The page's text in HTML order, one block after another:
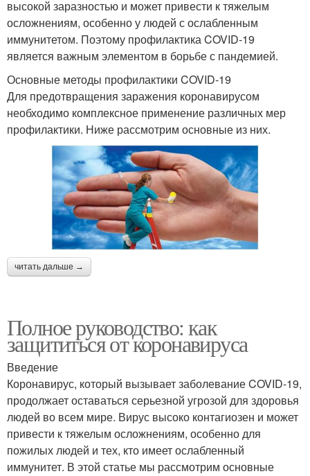
высокой заразностью и может привести к тяжелым
осложнениям, особенно у людей с ослабленным
иммунитетом. Поэтому профилактика COVID-19
является важным элементом в борьбе с пандемией.
Основные методы профилактики COVID-19
Для предотвращения заражения коронавирусом
необходимо комплексное применение различных мер
профилактики. Ниже рассмотрим основные из них.
читать дальше →
Полное руководство: как
защититься от коронавируса
Введение
Коронавирус, который вызывает заболевание COVID-19,
продолжает оставаться серьезной угрозой для здоровья
людей во всем мире. Вирус высоко контагиозен и может
привести к тяжелым осложнениям, особенно для
пожилых людей и тех, кто имеет ослабленный
иммунитет. В этой статье мы рассмотрим основные